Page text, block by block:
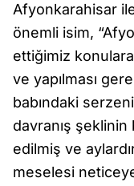
Afyonkarahisar
önemli isim,
ettiğimiz konulara
ve yapılması
babındaki
davranış şeklinin
edilmiş ve
meselesi